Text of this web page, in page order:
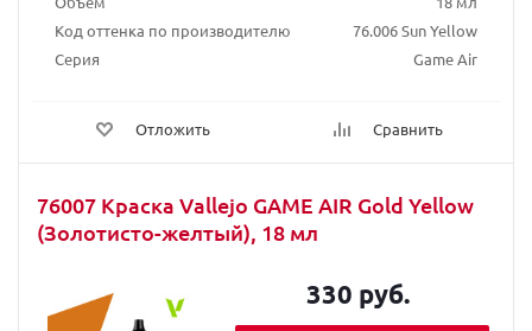
Код оттенка по производителю
76.006 Sun Yellow
Серия
Game Air
Отложить Сравнить
76007 Краска Vallejo GAME AIR Gold Yellow
(Золотисто-желтый), 18 мл
330 руб.